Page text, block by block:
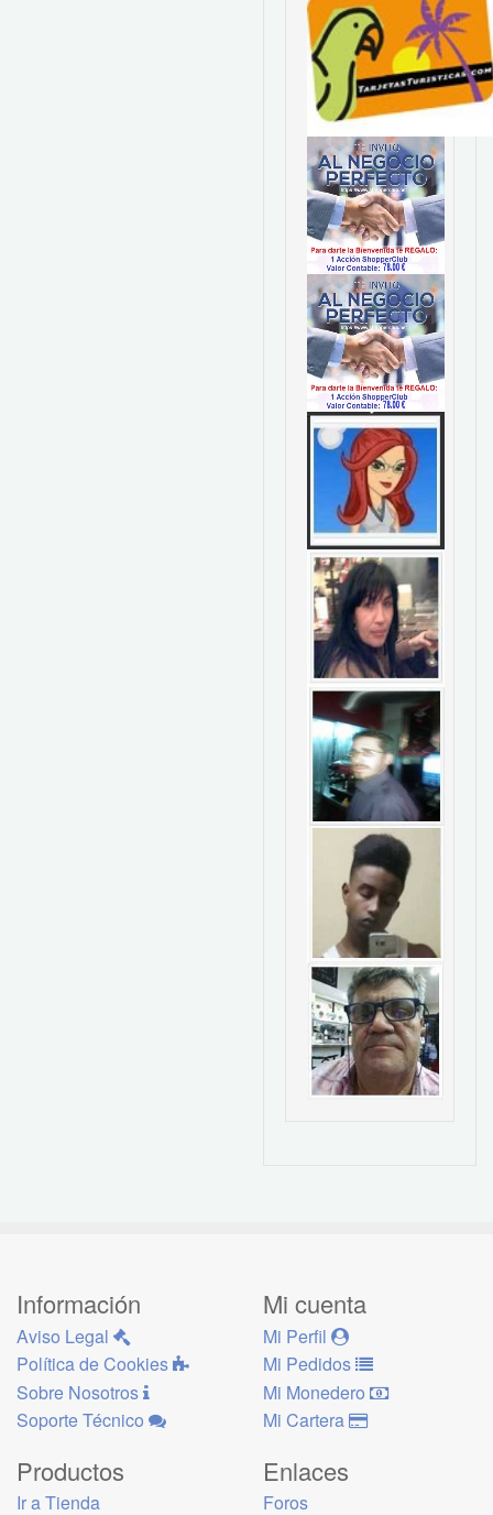
Información
Aviso Legal
Política de Cookies
Sobre Nosotros
Soporte Técnico
Mi cuenta
Mi Perfil
Mi Pedidos
Mi Monedero
Mi Cartera
Productos
Ir a Tienda
Enlaces
Foros